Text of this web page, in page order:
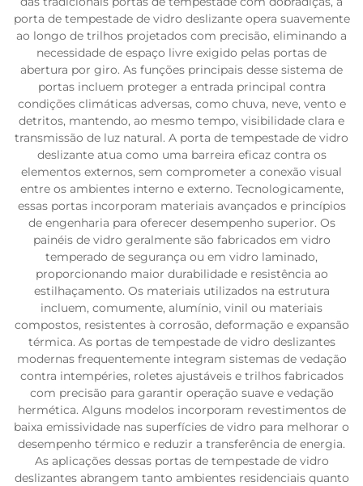
Notícias
Contacte-nos
porta de tempestade de vidro deslizante opera suavemente
ao longo de trilhos projetados com precisão, eliminando a
necessidade de espaço livre exigido pelas portas de
abertura por giro. As funções principais desse sistema de
portas incluem proteger a entrada principal contra
condições climáticas adversas, como chuva, neve, vento e
detritos, mantendo, ao mesmo tempo, visibilidade clara e
transmissão de luz natural. A porta de tempestade de vidro
deslizante atua como uma barreira eficaz contra os
elementos externos, sem comprometer a conexão visual
entre os ambientes interno e externo. Tecnologicamente,
essas portas incorporam materiais avançados e princípios
de engenharia para oferecer desempenho superior. Os
painéis de vidro geralmente são fabricados em vidro
temperado de segurança ou em vidro laminado,
proporcionando maior durabilidade e resistência ao
estilhaçamento. Os materiais utilizados na estrutura
incluem, comumente, alumínio, vinil ou materiais
compostos, resistentes à corrosão, deformação e expansão
térmica. As portas de tempestade de vidro deslizantes
modernas frequentemente integram sistemas de vedação
contra intempéries, roletes ajustáveis e trilhos fabricados
com precisão para garantir operação suave e vedação
hermética. Alguns modelos incorporam revestimentos de
baixa emissividade nas superfícies de vidro para melhorar o
desempenho térmico e reduzir a transferência de energia.
As aplicações dessas portas de tempestade de vidro
deslizantes abrangem tanto ambientes residenciais quanto